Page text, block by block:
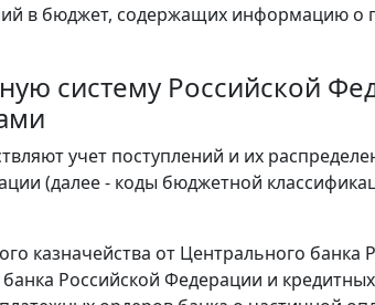
в бюджет, содержащих информацию о
систему Российской
учет поступлений и их
(далее - коды бюджетной
казначейства от Центрального банка
Российской Федерации и